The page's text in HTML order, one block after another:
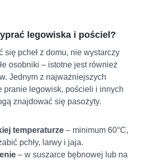
legowiska i pościel?
się pcheł z domu, nie wystarczy
osobniki – istotne jest również
Jednym z najważniejszych
pranie legowisk, pościeli i innych
znajdować się pasożyty.
temperaturze – minimum 60°C,
pchły, larwy i jaja.
– w suszarce bębnowej lub na